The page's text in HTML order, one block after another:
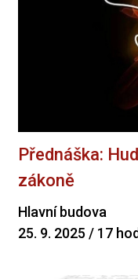
Přednáška:
zákoně
Hlavní budova
25. 9. 2025 / 17